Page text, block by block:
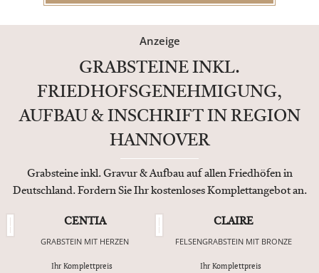
Anzeige
GRABSTEINE INKL.
FRIEDHOFSGENEHMIGUNG,
AUFBAU & INSCHRIFT IN REGION
HANNOVER
Grabsteine inkl. Gravur & Aufbau auf allen Friedhöfen in
Deutschland. Fordern Sie Ihr kostenloses Komplettangebot an.
CENTIA
GRABSTEIN MIT HERZEN
Ihr Komplettpreis
CLAIRE
FELSENGRABSTEIN MIT BRONZE
Ihr Komplettpreis